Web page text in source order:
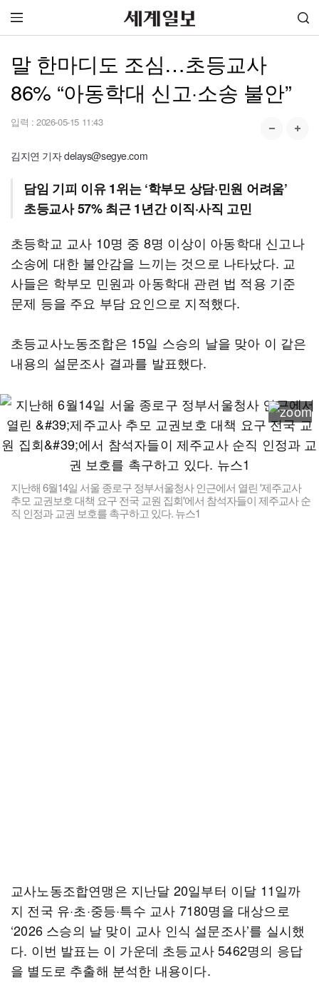
말 한마디도 조심…초등교사
86% “아동학대 신고·소송 불안”
입력 : 2026-05-15 11:43
김지연 기자 delays@segye.com
담임 기피 이유 1위는 ‘학부모 상담·민원 어려움’
초등교사 57% 최근 1년간 이직·사직 고민
초등학교 교사 10명 중 8명 이상이 아동학대 신고나
소송에 대한 불안감을 느끼는 것으로 나타났다. 교
사들은 학부모 민원과 아동학대 관련 법 적용 기준
문제 등을 주요 부담 요인으로 지적했다.
초등교사노동조합은 15일 스승의 날을 맞아 이 같은
내용의 설문조사 결과를 발표했다.
지난해 6월14일 서울 종로구 정부서울청사 인근에서 열린 '제주교사
추모 교권보호 대책 요구 전국 교원 집회'에서 참석자들이 제주교사 순
직 인정과 교권 보호를 촉구하고 있다. 뉴스1
교사노동조합연맹은 지난달 20일부터 이달 11일까
지 전국 유·초·중등·특수 교사 7180명을 대상으로
‘2026 스승의 날 맞이 교사 인식 설문조사’를 실시했
다. 이번 발표는 이 가운데 초등교사 5462명의 응답
을 별도로 추출해 분석한 내용이다.